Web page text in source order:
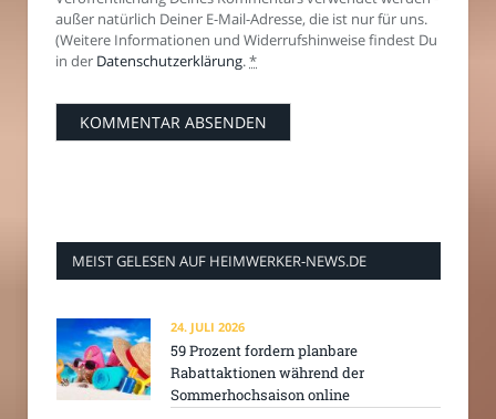
außer natürlich Deiner E-Mail-Adresse, die ist nur für uns.
(Weitere Informationen und Widerrufshinweise findest Du
in der Datenschutzerklärung.*
MEIST GELESEN AUF HEIMWERKER-NEWS.DE
24. JULI 2026
59 Prozent fordern planbare
Rabattaktionen während der
Sommerhochsaison online